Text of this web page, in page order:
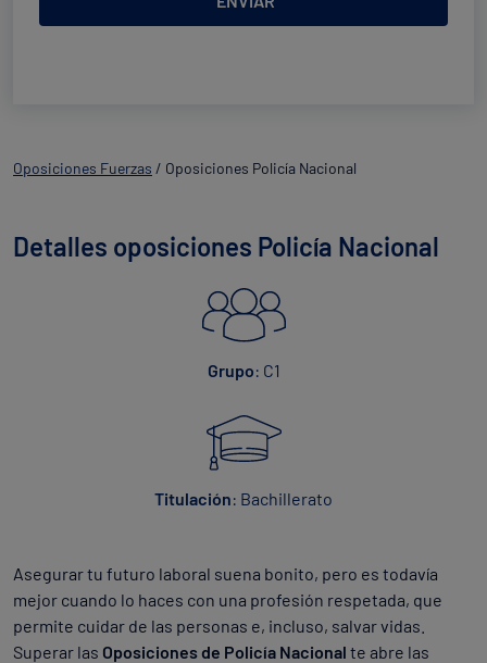
servicios de acuerdo a su petición. Quedan reconocidos los derechos de acceso,
rectificación, supresión, oposición, limitación, tal y como se explica en la
Oposiciones Fuerzas / Oposiciones Policía Nacional
Detalles oposiciones Policía Nacional
Grupo: C1
Titulación: Bachillerato
Asegurar tu futuro laboral suena bonito, pero es todavía
mejor cuando lo haces con una profesión respetada, que
permite cuidar de las personas e, incluso, salvar vidas.
Superar las Oposiciones de Policía Nacional te abre las